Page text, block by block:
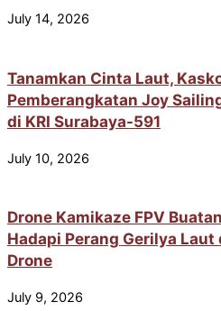
July 14, 2026
Tanamkan Cinta Laut,
Pemberangkatan Joy
di KRI Surabaya-591
July 10, 2026
Drone Kamikaze FPV
Hadapi Perang Gerilya Laut
Drone
July 9, 2026